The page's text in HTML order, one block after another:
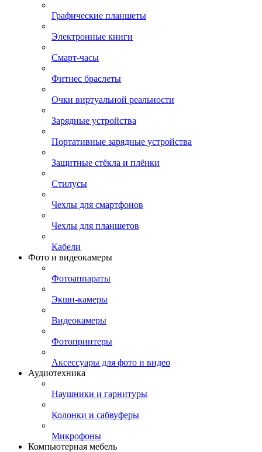
Графические планшеты
Электронные книги
Смарт-часы
Фитнес браслеты
Очки виртуальной реальности
Зарядные устройства
Портативные зарядные устройства
Защитные стёкла и плёнки
Стилусы
Чехлы для смартфонов
Чехлы для планшетов
Кабели
Фото и видеокамеры
Фотоаппараты
Экшн-камеры
Видеокамеры
Фотопринтеры
Аксессуары для фото и видео
Аудиотехника
Наушники и гарнитуры
Колонки и сабвуферы
Микрофоны
Компьютерная мебель